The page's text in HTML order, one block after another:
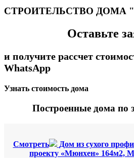
СТРОИТЕЛЬСТВО ДОМА
Оставьте
и получите рассчет
WhatsApp
Узнать стоимость дома
Построенные дома по
Смотреть
Дом из сухого
проекту «Мюнхен» 164м2,